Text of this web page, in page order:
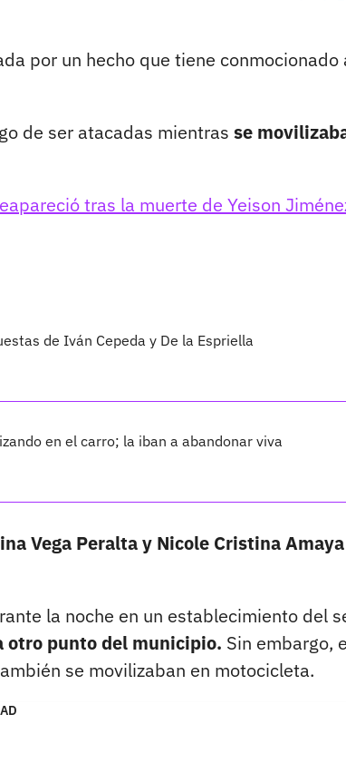
por un hecho que tiene conmocionado
de ser atacadas mientras se
tras la muerte de Yeison
de Iván Cepeda y De la Espriella
en el carro; la iban a abandonar viva
Vega Peralta y Nicole Cristina Amaya
la noche en un establecimiento del
otro punto del municipio. Sin embargo,
se movilizaban en motocicleta.